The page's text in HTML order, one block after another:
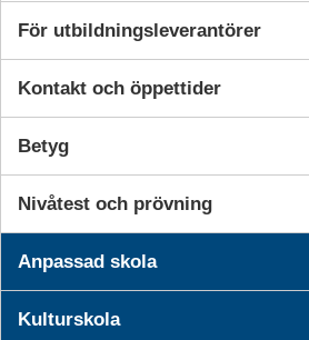
För utbildningsleverantörer
Kontakt och öppettider
Betyg
Nivåtest och prövning
Anpassad skola
Kulturskola
Ansökan till vuxenutbildning